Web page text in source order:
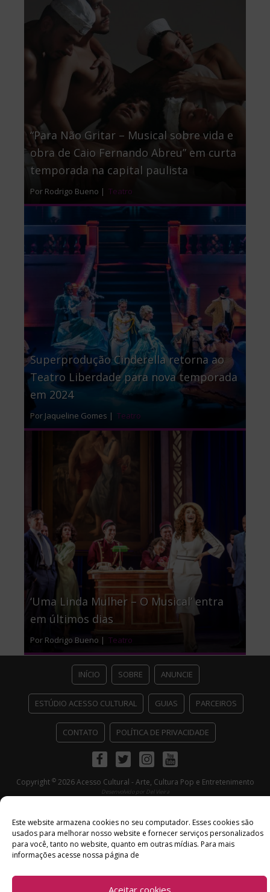
Este website armazena cookies no seu computador. Esses cookies são
usados ​​para melhorar nosso website e fornecer serviços personalizados
para você, tanto no website, quanto em outras mídias. Para mais
informações acesse nossa página de
Aceitar cookies
“Para Não Gritar – Musical sobre vida e
obra de Caio Fernando Abreu” em curta
temporada na capital paulista
Por Rodrigo Bueno | Teatro
Superprodução Cinderella retorna ao
Teatro Liberdade para nova temporada
em 2024
Por Jaqueline Gomes | Teatro
‘Uma Linda Mulher – O Musical’ entra
em últimos dias
Por Rodrigo Bueno | Teatro
INÍCIO SOBRE ANUNCIE
ESTÚDIO ACESSO CULTURAL GUIAS PARCEIROS
CONTATO POLÍTICA DE PRIVACIDADE
FacebookTwitterInstagramYoutube
Copyright ©2026 Acesso Cultural - Arte, Cultura Pop e Entretenimento
Desenvolvido por Del Vieira